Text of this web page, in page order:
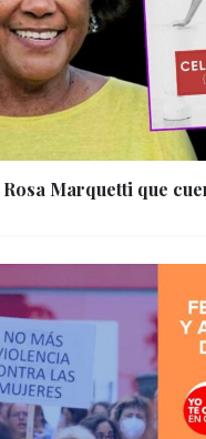
Marquetti que